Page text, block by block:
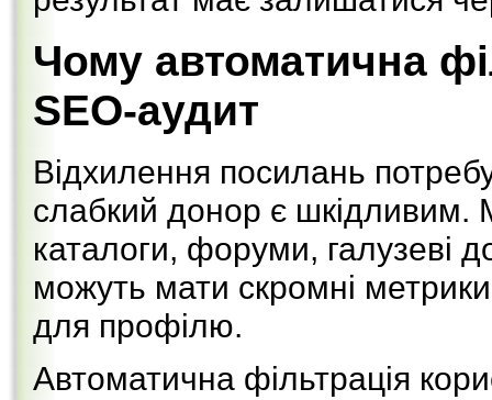
Чому автоматична
SEO-аудит
Відхилення посилань
слабкий донор є шкідливим.
каталоги, форуми, галузеві
можуть мати скромні
для профілю.
Автоматична фільтрація